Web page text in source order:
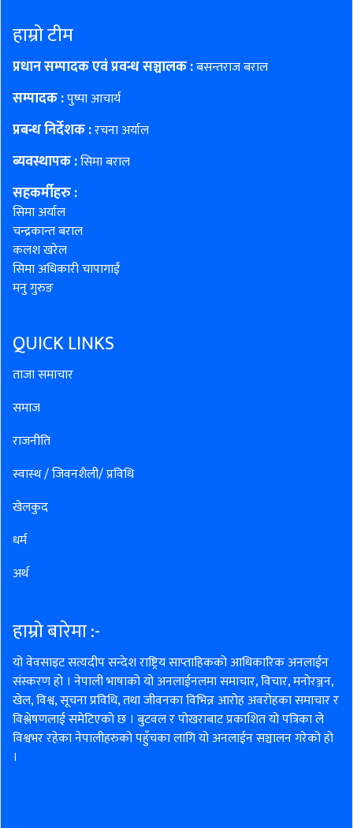
हाम्रो टीम
प्रधान सम्पादक एवं प्रवन्ध सञ्चालक :बसन्तराज बराल
सम्पादक :पुष्पा आचार्य
प्रबन्ध निर्देशक :रचना अर्याल
ब्यवस्थापक :सिमा बराल
सहकर्मीहरु:
सिमा अर्याल
चन्द्रकान्त बराल
कलश खरेल
सिमा अधिकारी चापागाईं
मनु गुरुङ
QUICK LINKS
ताजा समाचार
समाज
राजनीति
स्वास्थ / जिवनशैली/ प्रविधि
खेलकुद
धर्म
अर्थ
हाम्रो बारेमा :-
यो वेवसाइट सत्यदीप सन्देश राष्ट्रिय साप्ताहिकको आधिकारिक अनलाईन
संस्करण हो । नेपाली भाषाको यो अनलाईनलमा समाचार, विचार, मनोरञ्जन,
खेल, विश्व, सूचना प्रविधि, तथा जीवनका विभिन्न आरोह अवरोहका समाचार र
विश्लेषणलाई समेटिएको छ । बुटवल र पोखराबाट प्रकाशित यो पत्रिका ले
विश्वभर रहेका नेपालीहरुको पहुँचका लागि यो अनलाईन सञ्चालन गरेको हो
।